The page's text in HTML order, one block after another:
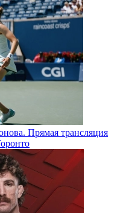
Прямая трансляция